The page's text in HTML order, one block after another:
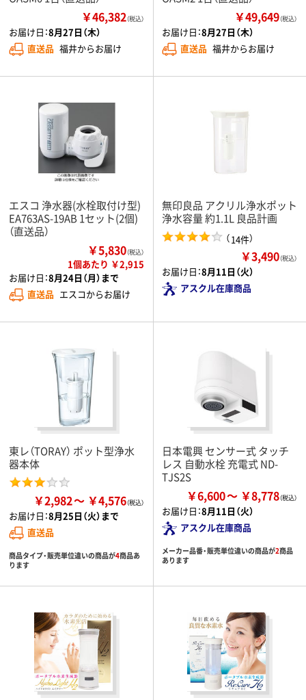
￥46,382（税込）
お届け日：8月27日（木）
直送品 福井からお届け
￥49,649（税込）
お届け日：8月27日（木）
直送品 福井からお届け
エスコ 浄水器(水栓取付け型)
EA763AS-19AB 1セット(2個)
（直送品）
￥5,830（税込）
1個あたり ￥2,915
お届け日：8月24日（月）まで
直送品 エスコからお届け
無印良品 アクリル浄水ポット
浄水容量 約1.1L 良品計画
（14件）
￥3,490（税込）
お届け日：8月11日（火）
アスクル在庫商品
東レ（TORAY） ポット型浄水
器本体
￥2,982 ￥4,576
お届け日：8月25日（火）まで
直送品
商品タイプ・販売単位違いの商品が4商品あ
ります
日本電興 センサー式 タッチ
レス 自動水栓 充電式 ND-
TJS2S
￥6,600 ￥8,778
お届け日：8月11日（火）
アスクル在庫商品
メーカー品番・販売単位違いの商品が2商品
あります